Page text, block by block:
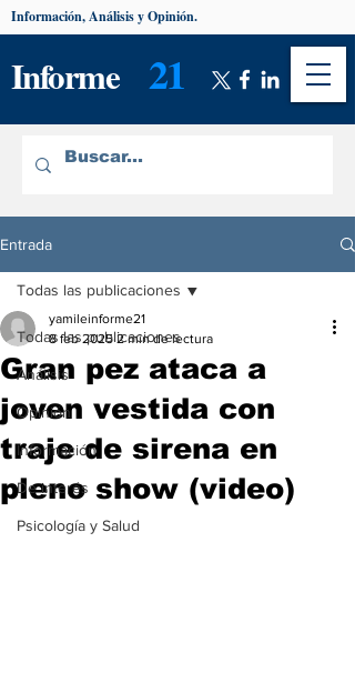
Informe 21
Información, Análisis y Opinión.
Entrada
Todas las publicaciones
Análisis
Opinión
Información
De interés
Psicología y Salud
Todas las publicaciones
Gran pez ataca a
joven vestida con
traje de sirena en
pleno show (video)
yamileinforme21
8 feb 2025 2 min de lectura